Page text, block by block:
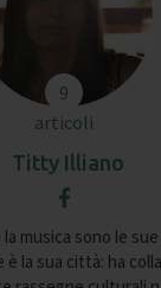
9
articoli
Titty Illiano
musica sono le
è la sua città: ha